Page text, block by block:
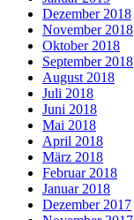
Dezember 2018
November 2018
Oktober 2018
September 2018
August 2018
Juli 2018
Juni 2018
Mai 2018
April 2018
März 2018
Februar 2018
Januar 2018
Dezember 2017